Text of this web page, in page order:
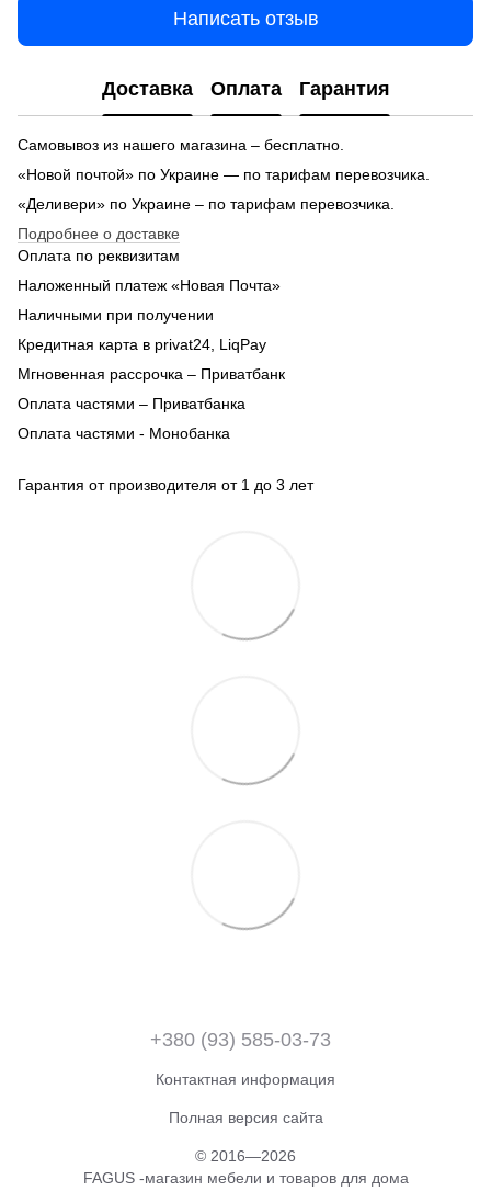
Написать отзыв
Доставка Оплата Гарантия
Самовывоз из нашего магазина – бесплатно.
«Новой почтой» по Украине — по тарифам перевозчика.
«Деливери» по Украине – по тарифам перевозчика.
Подробнее о доставке
Оплата по реквизитам
Наложенный платеж «Новая Почта»
Наличными при получении
Кредитная карта в privat24, LiqPay
Мгновенная рассрочка – Приватбанк
Оплата частями – Приватбанка
Оплата частями - Монобанка
Гарантия от производителя от 1 до 3 лет
+380 (93) 585-03-73
Контактная информация
Полная версия сайта
© 2016—2026
FAGUS -магазин мебели и товаров для дома